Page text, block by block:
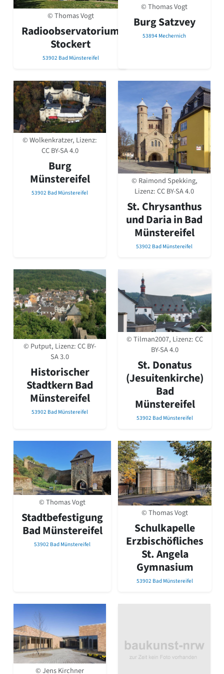
David Chipperfield
Harald Deilmann
Gottfried Böhm
Schneider von Esleben
Peter Behrens
Auszeichnung vorbildlicher Bauten NRW 2020
Big Beautiful Buildings (Großbauten der Nachkriegszeit)
Epochen
Gesamtübersicht...
Gegenwart
Postmoderne
1950er-70er Jahre
Moderne
Reformarchitektur
Jugendstil
Historismus
Klassizismus
Über uns
Über baukunst-nrw
Fachbeirat
Freunde & Förderer
Kontakt
Impressum
Datenschutz
Suchbegriff eingeben
© Thomas Vogt
Radioobservatorium
Stockert
53902 Bad Münstereifel
© Thomas Vogt
Burg Satzvey
53894 Mechernich
© Wolkenkratzer, Lizenz:
CC BY-SA 4.0
Burg
Münstereifel
53902 Bad Münstereifel
© Raimond Spekking,
Lizenz:CC BY-SA 4.0
St. Chrysanthus
und Daria in Bad
Münstereifel
53902 Bad Münstereifel
© Putput, Lizenz:CC BY-
SA 3.0
Historischer
Stadtkern Bad
Münstereifel
53902 Bad Münstereifel
© Tilman2007, Lizenz:CC
BY-SA 4.0
St. Donatus
(Jesuitenkirche)
Bad
Münstereifel
53902 Bad Münstereifel
© Thomas Vogt
Stadtbefestigung
Bad Münstereifel
53902 Bad Münstereifel
© Thomas Vogt
Schulkapelle
Erzbischöfliches
St. Angela
Gymnasium
53902 Bad Münstereifel
© Jens Kirchner